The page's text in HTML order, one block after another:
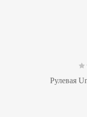
Рулевая